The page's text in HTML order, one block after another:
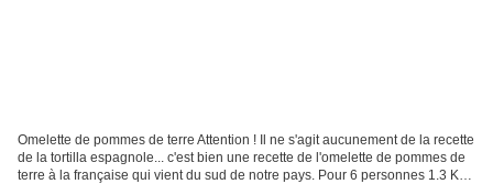
Omelette de pommes de terre Attention ! Il ne s'agit aucunement de la recette
de la tortilla espagnole... c'est bien une recette de l'omelette de pommes de
terre à la française qui vient du sud de notre pays. Pour 6 personnes 1.3 Kg